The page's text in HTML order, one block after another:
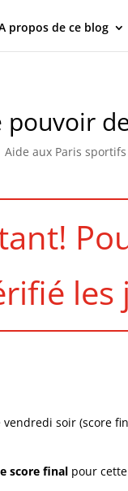
propos de ce blog
pouvoir
Aide aux Paris sportifs
les
vendredi soir (score
score final pour